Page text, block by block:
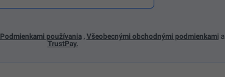
Podmienkami používania, Všeobecnými obchodnými podmienkamia
TrustPay.